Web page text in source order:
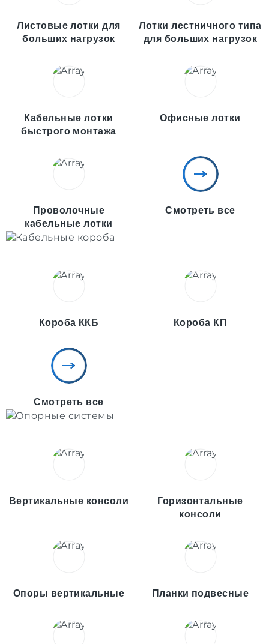
Листовые лотки для
больших нагрузок
Лотки лестничного типа
для больших нагрузок
Кабельные лотки
быстрого монтажа
Офисные лотки
Проволочные
кабельные лотки
Смотреть все
Короба ККБ Короба КП
Смотреть все
Вертикальные консоли
Горизонтальные
консоли
Опоры вертикальные Планки подвесные